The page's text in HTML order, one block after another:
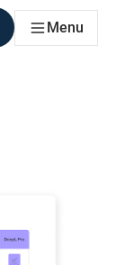
Menu